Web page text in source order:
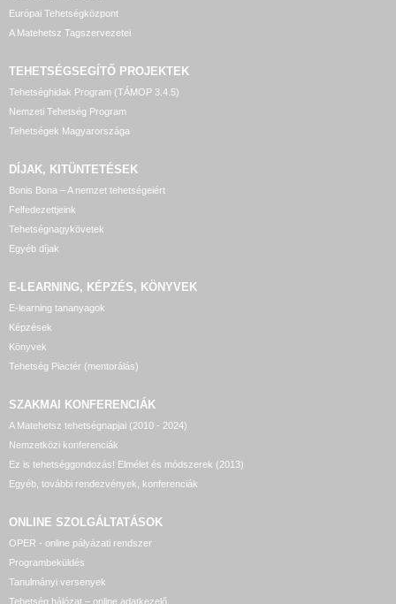
Európai Tehetségközpont
A Matehetsz Tagszervezetei
TEHETSÉGSEGÍTŐ PROJEKTEK
Tehetséghidak Program (TÁMOP 3.4.5)
Nemzeti Tehetség Program
Tehetségek Magyarországa
DÍJAK, KITÜNTETÉSEK
Bonis Bona – A nemzet tehetségeiért
Felfedezettjeink
Tehetségnagykövetek
Egyéb díjak
E-LEARNING, KÉPZÉS, KÖNYVEK
E-learning tananyagok
Képzések
Könyvek
Tehetség Piactér (mentorálás)
SZAKMAI KONFERENCIÁK
A Matehetsz tehetségnapjai (2010 - 2024)
Nemzetközi konferenciák
Ez is tehetséggondozás! Elmélet és módszerek (2013)
Egyéb, további rendezvények, konferenciák
ONLINE SZOLGÁLTATÁSOK
OPER - online pályázati rendszer
Programbeküldés
Tanulmányi versenyek
Tehetség hálózat – online adatkezelő